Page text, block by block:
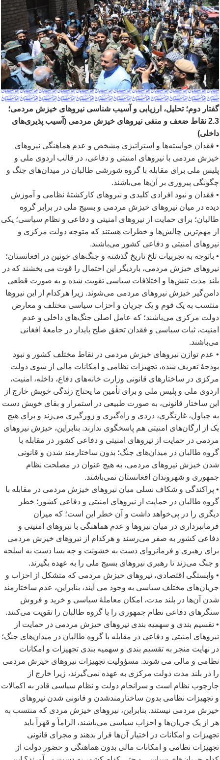
گفتار دوم؛ تحلیل، ارزیابی و آسیب شناسی نیروهای خیزش مردمی؛
2.3 نقاط ضعف و منفی نیروهای خیزش مردمی (آسیب پذیری
های
داخلی)
• فقدان خواستهها و استراتیژی مشخص و عدم هماهنگی نیروهای
خیزش مردمی با نیروهای امنیتی و دفاعی، در قالب اردوی ملی و
پلیس ملی برای مقابله با گروه شورشی طالبان در میدانهای جنگ و
چگونگی پیروزی بر آنها میباشند.
• فقدان و نبود افرادی کلیدی و نیروهای کارکشتۀ نظامی و آموزش
دیده در میان نیروهای خیزش مردمی و بسیج ملی در برابر گروه
طالبان؛ برای حمایت از نیروهای امنیتی و دفاعی و نظام سیاسی؛ یکی
از مهمترین چالشها و خطرات هستند که متوجه دولت مرکزی و
نیروهای امنیتی و دفاعی کشور میباشند.
• باتوجه به تجربیات تلخ تاریخ گذشته و جنگهای خونین در افغانستان؛
نیروهای خیزش مردمی، باردیگر این احتمال را قوت می بخشند که در
بلند مدت تنشها و اختلافات سیاسی تقویت شده و به صورت قطعی
دامنگیر خیزش نیروهای مردمی میشوند. زیرا هرکدام از این نیروها
منتسب به یک قوم و یک جریان و احزاب سیاسی مختلف و معارض
دولت مرکزی میباشند؛ که عامل اصلی جنگهای داخلی و عدم
امنیت، ثبات سیاسی و فقدان تحقق صلح پایدار در جامعۀ افغانی
میباشند.
• عدم توازن نیروهای خیزش مردمی در نقاط مختلف کشور و نبود
بودجۀ تعریف شده، تجهیزات نظامی و امکانات مالی از سوی دولت
مرکزی در ساختارهای قانونی وزارت خانههای دفاع، داخله، امنیت،
اردوی ملی و پلیس ملی و برای تأمین ما یحتاج زندگی خویش خارج از
این ساختار قانونی، به صورت طبیعی در استمرار و بقای خویش دست
به چپاول، غارتگری، دزدی و راهگیری و زورگیری میزند و برای هیچ
یک از ارگانهای امنیتی هم پاسخگوی ندارند. بنابراین، خیزش نیروهای
مردمی در حمایت از نیروهای امنیتی و دفاعی کشور در مقابله با
گروه طالبان در میدانهای جنگ؛ بدون ساختارمند شدن و قانونی
شدن خیزش نیروهای مردمی، به هیچ عنوان در مصلحت نظام
جمهوری و شهروندان افغانستان نمیباشند.
• پراکندگی و شکاف نسلی میان نیروهای خیزش مردمی در مقابله با
گروه طالبان در حمایت از نیروهای امنیتی و دفاعی کشور؛ خطر
دیگری را در پیخواهد داشت و آن خطر این است؛ که میزان
فرمانبرداری در میان نیروها و عدم هماهنگی با نیروهای امنیتی و
دفاعی کشور به صفر میرسند و هرکدام از نیروهای خیزش مردمی
برای رهبری و فرمانروای دست به خشونت و چه بسا دست به اسلحه
و جنگ میزند تا رهبری نیروهای بسیج ملی را به عهده بگیرند.
• وابستگی اقتصادی، نیروهای خیزش مردمی که متشکل از احزاب و
جریانهای مختلف سیاسی به وجود می آیند، بنابراین، عدم ساختارمند
شدن آنها در بلند مدت، امکان معاملۀ سیاسی و خرید و فروش
سنگرهای دفاعی نظام جمهوری را با گروه طالبان را تقویت میکنند.
• تقسیم بندی و سهمیه بندی نیروهای خیزش مردمی در حمایت از
نیروهای امنیتی و دفاعی در مقابله با گروه طالبان در میدانهای جنگ؛
در نهایت منجر به تقسیم بندی و سهمیه بندی تجهیزات و امکانات
نظامی و مالی می شوند. مسؤولیت تجهیزات نیروهای خیزش مردمی
را در بلند مدت دولت مرکزی به عهده نمیگیرند، زیرا خارج از
چارچوب نظام است و سرانجام دولت و نظام سیاسی قادر به اکمالات
و تجهیزات نظامی بدون ساختارمندشدن و قانونی شدن نیروهای
خیزش مردمی نیستند. بنابراین، نیروهای خیزش مردی که منتسب به
هر از یک جریانها و احزاب سیاسی میباشند، الزاماً و قهراً باید
تجهیزات و امکانات در اختیار آنها قرار بدهند و مجرای قانونی
تجهیزات نظامی و امکانات مالی بدون هماهنگی و حضور دولت از